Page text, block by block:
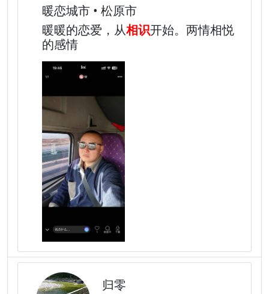
暖恋城市 • 松原市
暖暖的恋爱，从相识开始。两情相悦
的感情
归零